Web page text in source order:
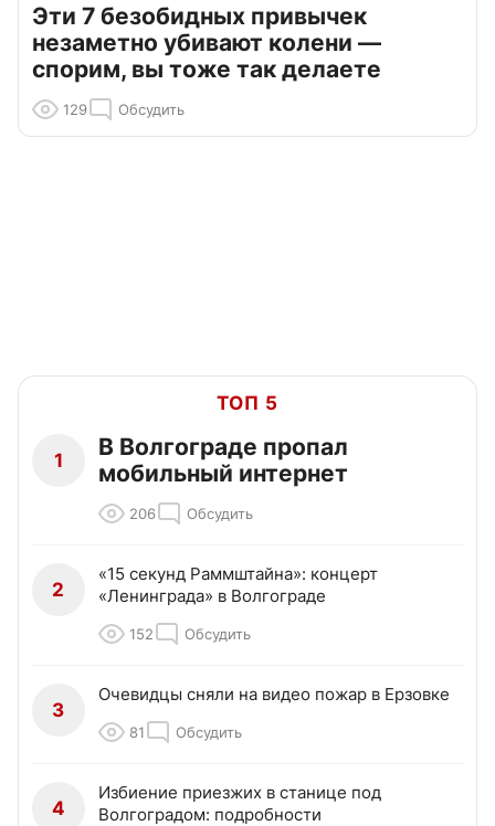
Эти 7 безобидных привычек
незаметно убивают колени —
спорим, вы тоже так делаете
129 Обсудить
ТОП 5
1
В Волгограде пропал
мобильный интернет
206 Обсудить
2
«15 секунд Раммштайна»: концерт
«Ленинграда» в Волгограде
152 Обсудить
3
Очевидцы сняли на видео пожар в Ерзовке
81 Обсудить
4
Избиение приезжих в станице под
Волгоградом: подробности